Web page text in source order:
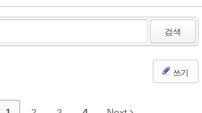
검색
쓰기